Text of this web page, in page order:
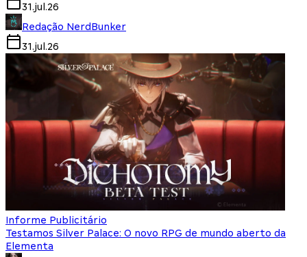
31.jul.26
Redação NerdBunker
31.jul.26
Informe Publicitário
Testamos Silver Palace: O novo RPG de mundo aberto da
Elementa